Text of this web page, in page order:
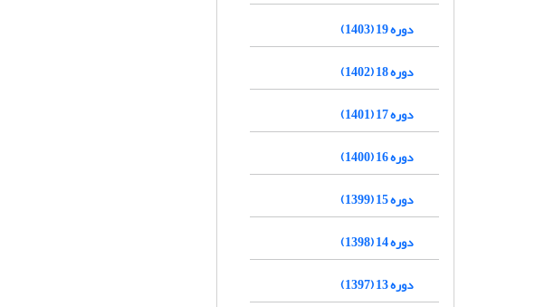
دوره 19 (1403)
دوره 18 (1402)
دوره 17 (1401)
دوره 16 (1400)
دوره 15 (1399)
دوره 14 (1398)
دوره 13 (1397)